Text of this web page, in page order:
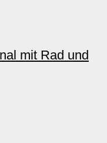
mit Rad und